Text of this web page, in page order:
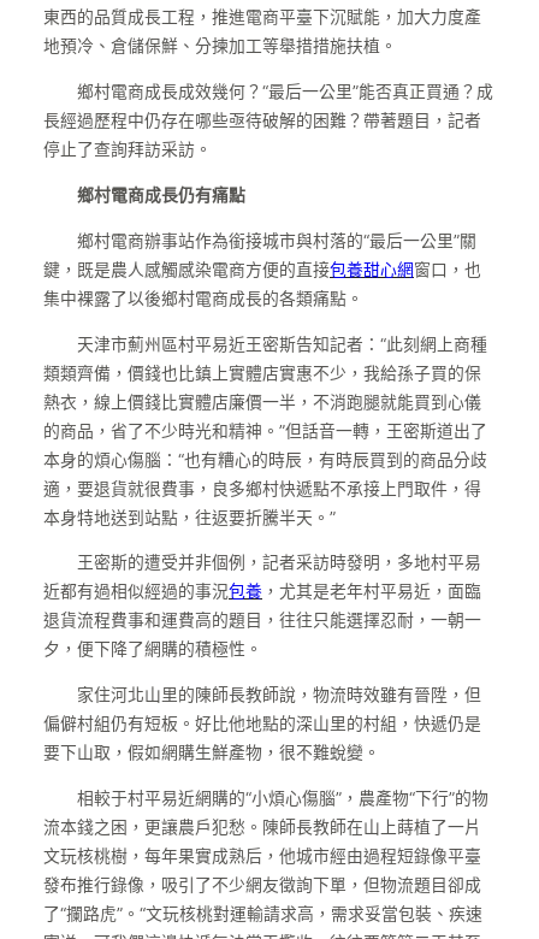
東西的品質成長工程，推進電商平臺下沉賦能，加大力度產
地預冷、倉儲保鮮、分揀加工等舉措措施扶植。
鄉村電商成長成效幾何？“最后一公里”能否真正買通？成
長經過歷程中仍存在哪些亟待破解的困難？帶著題目，記者
停止了查詢拜訪采訪。
鄉村電商成長仍有痛點
鄉村電商辦事站作為銜接城市與村落的“最后一公里”關
鍵，既是農人感觸感染電商方便的直接包養甜心網窗口，也
集中裸露了以後鄉村電商成長的各類痛點。
天津市薊州區村平易近王密斯告知記者：“此刻網上商種
類類齊備，價錢也比鎮上實體店實惠不少，我給孫子買的保
熱衣，線上價錢比實體店廉價一半，不消跑腿就能買到心儀
的商品，省了不少時光和精神。”但話音一轉，王密斯道出了
本身的煩心傷腦：“也有糟心的時辰，有時辰買到的商品分歧
適，要退貨就很費事，良多鄉村快遞點不承接上門取件，得
本身特地送到站點，往返要折騰半天。”
王密斯的遭受并非個例，記者采訪時發明，多地村平易
近都有過相似經過的事況包養 ，尤其是老年村平易近，面臨
退貨流程費事和運費高的題目，往往只能選擇忍耐，一朝一
夕，便下降了網購的積極性。
家住河北山里的陳師長教師說，物流時效雖有晉陞，但
偏僻村組仍有短板。好比他地點的深山里的村組，快遞仍是
要下山取，假如網購生鮮產物，很不難蛻變。
相較于村平易近網購的“小煩心傷腦”，農產物“下行”的物
流本錢之困，更讓農戶犯愁。陳師長教師在山上蒔植了一片
文玩核桃樹，每年果實成熟后，他城市經由過程短錄像平臺
發布推行錄像，吸引了不少網友徵詢下單，但物流題目卻成
了“攔路虎”。“文玩核桃對運輸請求高，需求妥當包裝、疾速